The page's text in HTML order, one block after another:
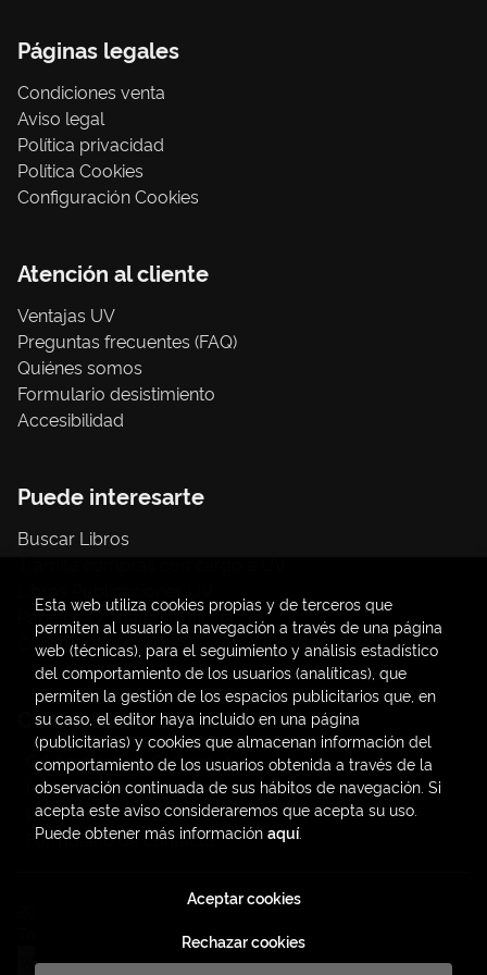
Páginas legales
Condiciones venta
Aviso legal
Política privacidad
Política Cookies
Configuración Cookies
Atención al cliente
Ventajas UV
Preguntas frecuentes (FAQ)
Quiénes somos
Formulario desistimiento
Accesibilidad
Puede interesarte
Buscar Libros
Papelería / material oficina
Consumo Sostenible
Contacto
C/ Amadeo de Saboya, 4
(+34) 963828968
latendauv@fundacio.es
Formulario de contacto
. Todos los Derechos Reservados |
Esta web utiliza cookies propias y de terceros que
permiten al usuario la navegación a través de una página
web (técnicas), para el seguimiento y análisis estadístico
del comportamiento de los usuarios (analíticas), que
permiten la gestión de los espacios publicitarios que, en
su caso, el editor haya incluido en una página
(publicitarias) y cookies que almacenan información del
comportamiento de los usuarios obtenida a través de la
observación continuada de sus hábitos de navegación. Si
acepta este aviso consideraremos que acepta su uso.
Puede obtener más información aquí.
Rechazar cookies
Aceptar cookies